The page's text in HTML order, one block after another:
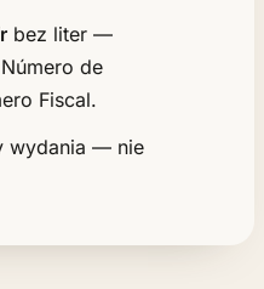
bez liter —
de
Fiscal.
wydania — nie